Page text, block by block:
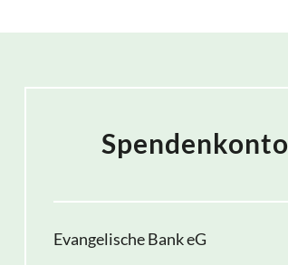
Spendenkonto
Evangelische Bank eG